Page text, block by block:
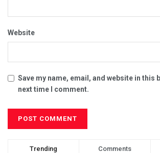
Website
Save my name, email, and website in this
next time I comment.
Trending Comments